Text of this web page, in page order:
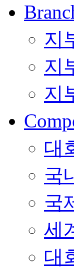
지
지
지
대
국
국
세
대